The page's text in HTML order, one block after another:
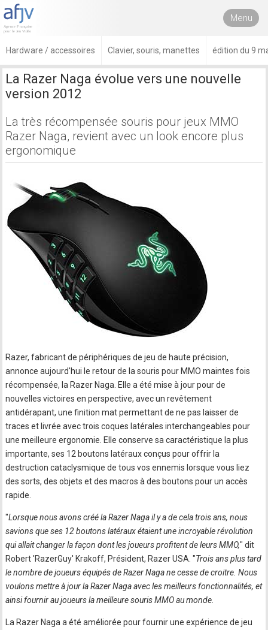
Menu
Hardware / accessoires Clavier, souris, manettes édition du 9
La Razer Naga évolue vers une nouvelle
version 2012
La très récompensée souris pour jeux MMO
Razer Naga, revient avec un look encore plus
ergonomique
Razer, fabricant de périphériques de jeu de haute précision,
annonce aujourd'hui le retour de la souris pour MMO maintes fois
récompensée, la Razer Naga. Elle a été mise à jour pour de
nouvelles victoires en perspective, avec un revêtement
antidérapant, une finition mat permettant de ne pas laisser de
traces et livrée avec trois coques latérales interchangeables pour
une meilleure ergonomie. Elle conserve sa caractéristique la plus
importante, ses 12 boutons latéraux conçus pour offrir la
destruction cataclysmique de tous vos ennemis lorsque vous liez
des sorts, des objets et des macros à des boutons pour un accès
rapide.
"Lorsque nous avons créé la Razer Naga il y a de cela trois ans, nous
savions que ses 12 boutons latéraux étaient une incroyable révolution
qui allait changer la façon dont les joueurs profitent de leurs MMO," dit
Robert 'RazerGuy' Krakoff, Président, Razer USA. "Trois ans plus tard
le nombre de joueurs équipés de Razer Naga ne cesse de croitre. Nous
voulons mettre à jour la Razer Naga avec les meilleurs fonctionnalités, et
ainsi fournir au joueurs la meilleure souris MMO au monde.
La Razer Naga a été améliorée pour fournir une expérience de jeu